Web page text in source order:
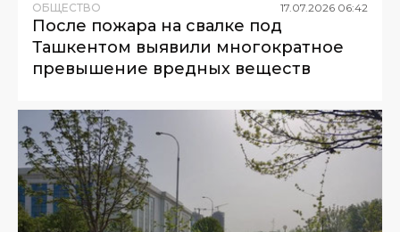
ОБЩЕСТВО 17.07.2026 06:42
После пожара на свалке под
Ташкентом выявили многократное
превышение вредных веществ